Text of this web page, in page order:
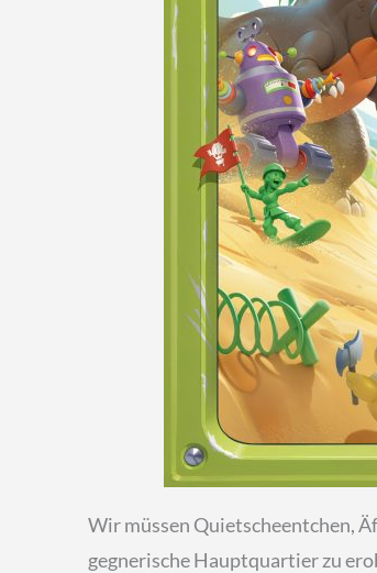
Wir müssen Quietscheentchen,
gegnerische Hauptquartier zu